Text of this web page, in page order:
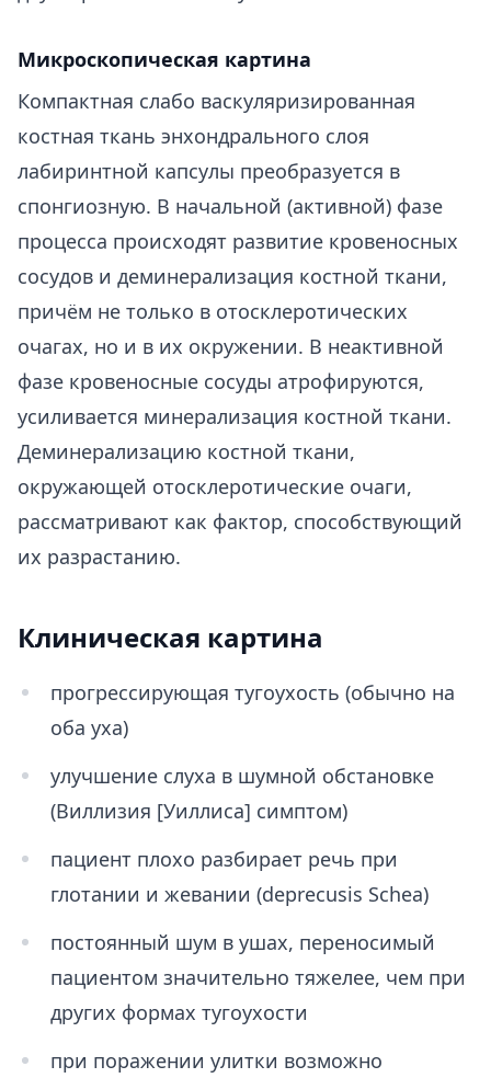
Микроскопическая картина
Компактная слабо васкуляризированная
костная ткань энхондрального слоя
лабиринтной капсулы преобразуется в
спонгиозную. В начальной (активной) фазе
процесса происходят развитие кровеносных
сосудов и деминерализация костной ткани,
причём не только в отосклеротических
очагах, но и в их окружении. В неактивной
фазе кровеносные сосуды атрофируются,
усиливается минерализация костной ткани.
Деминерализацию костной ткани,
окружающей отосклеротические очаги,
рассматривают как фактор, способствующий
их разрастанию.
Клиническая картина
прогрессирующая тугоухость (обычно на
оба уха)
улучшение слуха в шумной обстановке
(Виллизия [Уиллиса] симптом)
пациент плохо разбирает речь при
глотании и жевании (deprecusis Schea)
постоянный шум в ушах, переносимый
пациентом значительно тяжелее, чем при
других формах тугоухости
при поражении улитки возможно